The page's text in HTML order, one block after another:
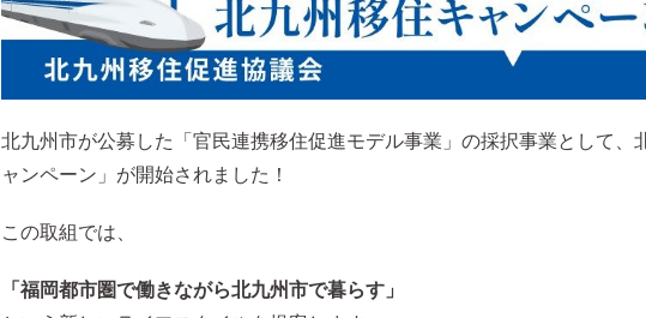
北九州市が公募した「官民連携移住促進モデル事業」の採択事業として、
ャンペーン」が開始されました！
この取組では、
「福岡都市圏で働きながら北九州市で暮らす」